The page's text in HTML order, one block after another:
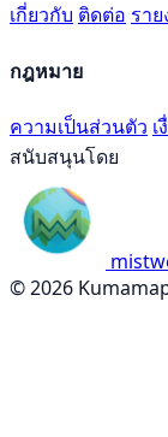
เกี่ยวกับ ติดต่อ รา
กฎหมาย
ความเป็นส่วนตัว
สนับสนุนโดย
© 2026